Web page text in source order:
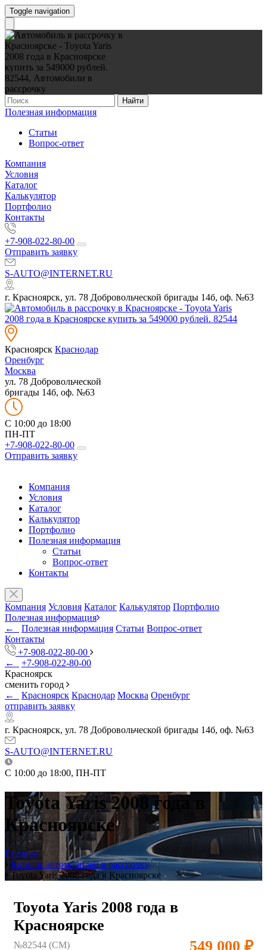
Toggle navigation
Найти
Полезная информация
Статьи
Вопрос-ответ
Компания
Условия
Каталог
Калькулятор
Портфолио
Контакты
+7-908-022-80-00
Отправить заявку
S-AUTO@INTERNET.RU
г. Красноярск, ул. 78 Добровольческой бригады 14б, оф. №63
Красноярск Краснодар
Оренбург
Москва
ул. 78 Добровольческой
бригады 14б, оф. №63
C 10:00 до 18:00
ПН-ПТ
+7-908-022-80-00
Отправить заявку
Компания
Условия
Каталог
Калькулятор
Портфолио
Полезная информация
Статьи
Вопрос-ответ
Контакты
Компания Условия Каталог Калькулятор Портфолио
Полезная информация
←
Полезная информация Статьи Вопрос-ответ
Контакты
+7-908-022-80-00
←
+7-908-022-80-00
Красноярск
сменить город
←
Красноярск Краснодар Москва Оренбург
отправить заявку
г. Красноярск, ул. 78 Добровольческой бригады 14б, оф. №63
S-AUTO@INTERNET.RU
C 10:00 до 18:00, ПН-ПТ
Toyota Yaris 2008 года в
Красноярске
Главная
Каталог автомобилей в рассрочку
Toyota Yaris 2008 года в Красноярске
Toyota Yaris 2008 года в
Красноярске
№82544 (CM) 549 000 ₽